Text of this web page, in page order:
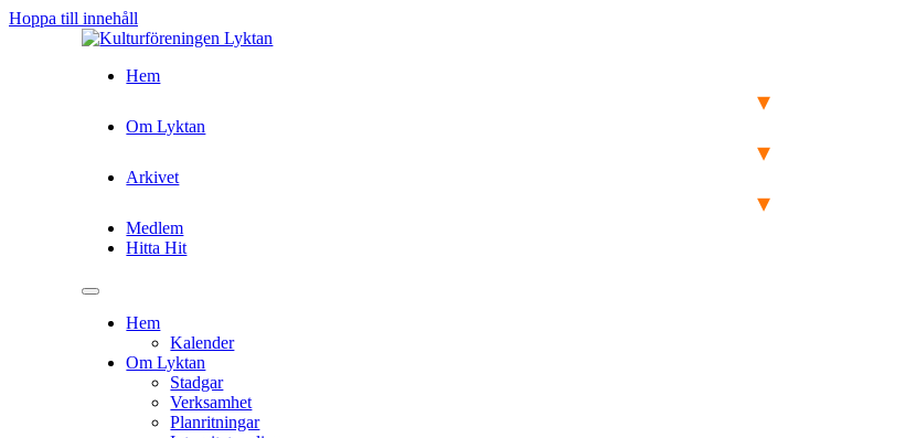
Hoppa till innehåll
Hem
Om Lyktan
Arkivet
Medlem
Hitta Hit
Hem
Kalender
Om Lyktan
Stadgar
Verksamhet
Planritningar